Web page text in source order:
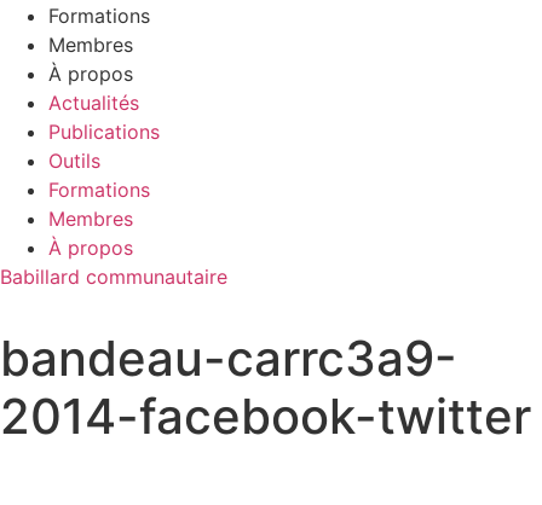
Formations
Membres
À propos
Actualités
Publications
Outils
Formations
Membres
À propos
Babillard communautaire
bandeau-carrc3a9-
2014-facebook-twitter